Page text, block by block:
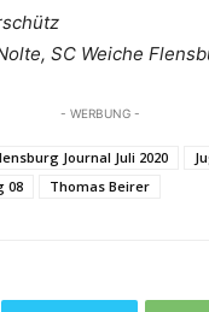
SC Weiche
- WERBUNG -
Journal Juli 2020
08
Thomas Beirer